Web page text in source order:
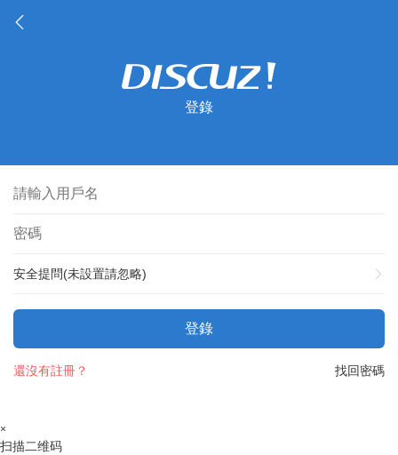
登錄
安全提問(未設置請忽略)
登錄
找回密碼
還沒有註冊？
×
扫描二维码